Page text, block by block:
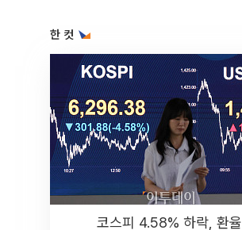
한 컷
코스피 4.58% 하락, 환율